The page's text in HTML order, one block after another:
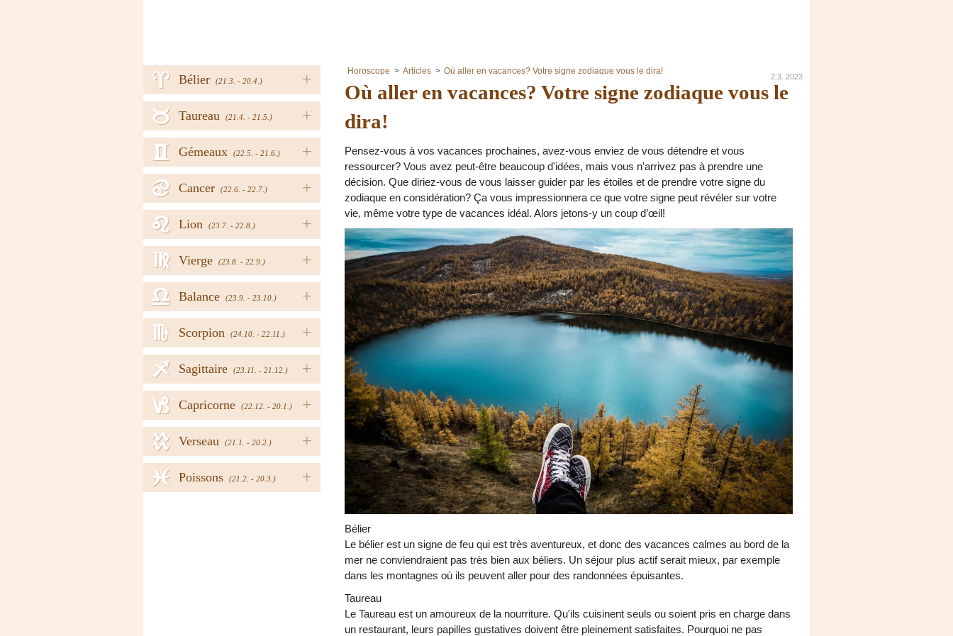
+
Bélier (21.3. - 20.4.)
a
+
Taureau (21.4. - 21.5.)
b
+
Gémeaux (22.5. - 21.6.)
c
+
Cancer (22.6. - 22.7.)
d
+
Lion (23.7. - 22.8.)
e
+
Vierge (23.8. - 22.9.)
f
+
Balance (23.9. - 23.10.)
g
+
Scorpion (24.10. - 22.11.)
h
+
Sagittaire (23.11. - 21.12.)
i
+
Capricorne (22.12. - 20.1.)
j
+
Verseau (21.1. - 20.2.)
k
+
Poissons (21.2. - 20.3.)
l
Horoscope Articles Où aller en vacances? Votre signe zodiaque vous le dira!
2.3. 2023
Où aller en vacances? Votre signe zodiaque vous le
dira!
Pensez-vous à vos vacances prochaines, avez-vous enviez de vous détendre et vous
ressourcer? Vous avez peut-être beaucoup d'idées, mais vous n'arrivez pas à prendre une
décision. Que diriez-vous de vous laisser guider par les étoiles et de prendre votre signe du
zodiaque en considération? Ça vous impressionnera ce que votre signe peut révéler sur votre
vie, même votre type de vacances idéal. Alors jetons-y un coup d’œil!
Bélier
Le bélier est un signe de feu qui est très aventureux, et donc des vacances calmes au bord de la
mer ne conviendraient pas très bien aux béliers. Un séjour plus actif serait mieux, par exemple
dans les montagnes où ils peuvent aller pour des randonnées épuisantes.
Taureau
Le Taureau est un amoureux de la nourriture. Qu'ils cuisinent seuls ou soient pris en charge dans
un restaurant, leurs papilles gustatives doivent être pleinement satisfaites. Pourquoi ne pas